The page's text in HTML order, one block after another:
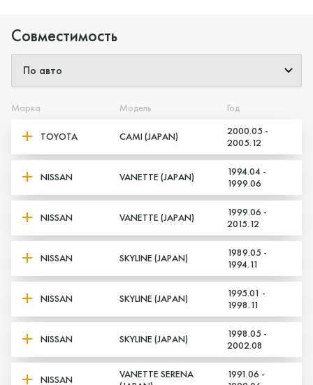
Совместимость
Марка Модель Год
TOYOTA CAMI (JAPAN)
2000.05 -
2005.12
NISSAN VANETTE (JAPAN)
1994.04 -
1999.06
NISSAN VANETTE (JAPAN)
1999.06 -
2015.12
NISSAN SKYLINE (JAPAN)
1989.05 -
1994.11
NISSAN SKYLINE (JAPAN)
1995.01 -
1998.11
NISSAN SKYLINE (JAPAN)
1998.05 -
2002.08
NISSAN
VANETTE SERENA
1991.06 -